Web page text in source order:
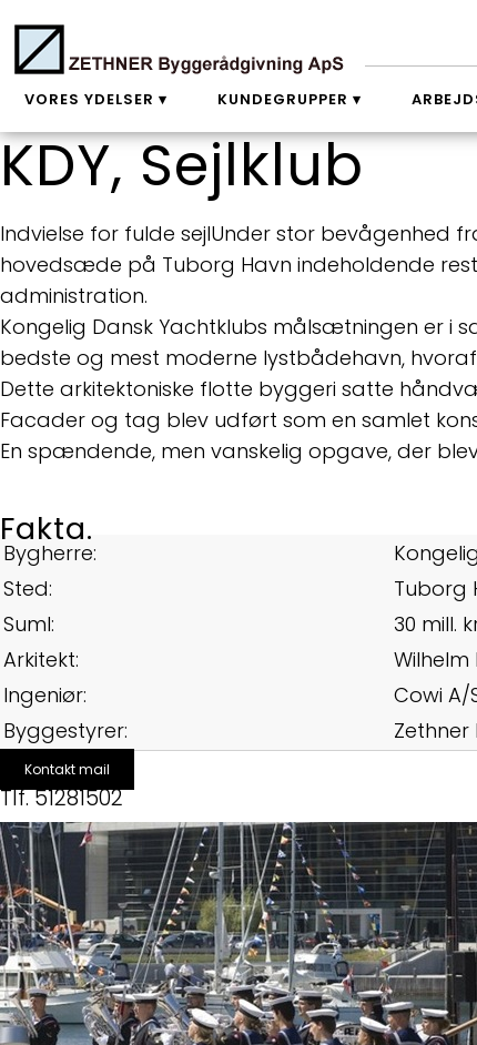
VORES YDELSER KUNDEGRUPPER
KDY, Sejlklub
Indvielse for fulde sejlUnder stor bevågenhed
hovedsæde på Tuborg Havn indeholdende
administration.
Kongelig Dansk Yachtklubs målsætningen er i
bedste og mest moderne lystbådehavn,
Dette arkitektoniske flotte byggeri satte
Facader og tag blev udført som en samlet
En spændende, men vanskelig opgave, der
Fakta.
Bygherre:
Sted:
Tuborg
Suml:
30 mill.
Arkitekt:
Wilhelm
Ingeniør:
Cowi A/
Byggestyrer:
Kontakt mail
Tlf. 51281502